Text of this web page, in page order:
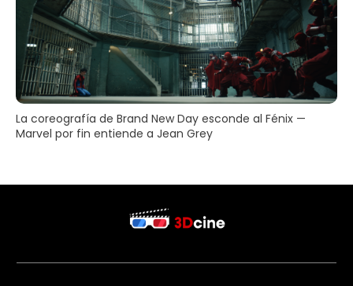
La coreografía de Brand New Day esconde al Fénix —
Marvel por fin entiende a Jean Grey